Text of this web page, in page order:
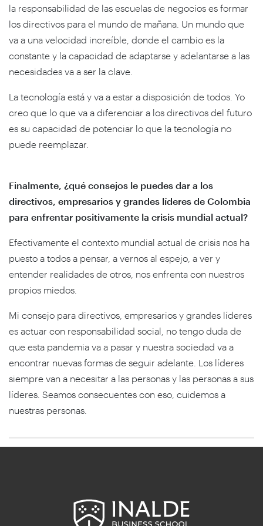
la responsabilidad de las escuelas de negocios es formar
los directivos para el mundo de mañana. Un mundo que
va a una velocidad increíble, donde el cambio es la
constante y la capacidad de adaptarse y adelantarse a las
necesidades va a ser la clave.
La tecnología está y va a estar a disposición de todos. Yo
creo que lo que va a diferenciar a los directivos del futuro
es su capacidad de potenciar lo que la tecnología no
puede reemplazar.
Finalmente, ¿qué consejos le puedes dar a los
directivos, empresarios y grandes líderes de Colombia
para enfrentar positivamente la crisis mundial actual?
Efectivamente el contexto mundial actual de crisis nos ha
puesto a todos a pensar, a vernos al espejo, a ver y
entender realidades de otros, nos enfrenta con nuestros
propios miedos.
Mi consejo para directivos, empresarios y grandes líderes
es actuar con responsabilidad social, no tengo duda de
que esta pandemia va a pasar y nuestra sociedad va a
encontrar nuevas formas de seguir adelante. Los líderes
siempre van a necesitar a las personas y las personas a sus
líderes. Seamos consecuentes con eso, cuidemos a
nuestras personas.